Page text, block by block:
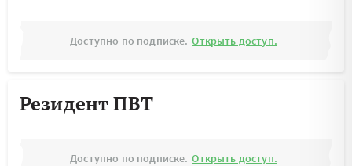
Доступно по подписке. Открыть доступ.
Резидент ПВТ
Доступно по подписке. Открыть доступ.